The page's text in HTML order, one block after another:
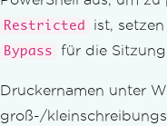
ssful } printed,
ed.`);
})();
Restricted ist,
Bypass für die Sitzung.
Druckernamen unter
groß-/